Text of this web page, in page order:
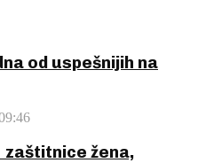
od uspešnijih na
žena,